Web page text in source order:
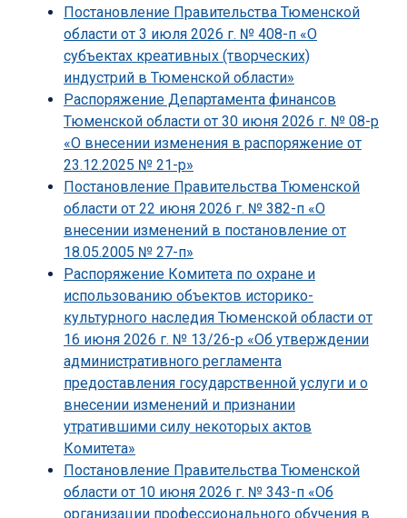
Постановление Правительства Тюменской
области от 3 июля 2026 г. № 408-п «О
субъектах креативных (творческих)
индустрий в Тюменской области»
Распоряжение Департамента финансов
Тюменской области от 30 июня 2026 г. № 08-р
«О внесении изменения в распоряжение от
23.12.2025 № 21-р»
Постановление Правительства Тюменской
области от 22 июня 2026 г. № 382-п «О
внесении изменений в постановление от
18.05.2005 № 27-п»
Распоряжение Комитета по охране и
использованию объектов историко-
культурного наследия Тюменской области от
16 июня 2026 г. № 13/26-р «Об утверждении
административного регламента
предоставления государственной услуги и о
внесении изменений и признании
утратившими силу некоторых актов
Комитета»
Постановление Правительства Тюменской
области от 10 июня 2026 г. № 343-п «Об
организации профессионального обучения в